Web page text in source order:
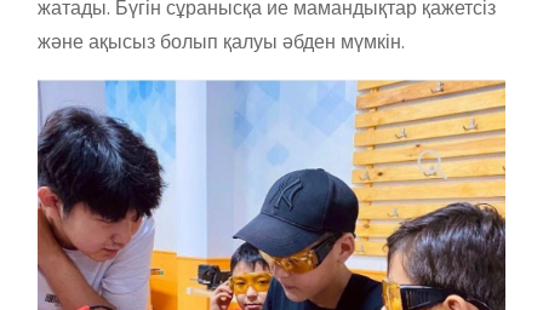
жатады. Бүгін сұранысқа ие мамандықтар қажетсіз
және ақысыз болып қалуы әбден мүмкін.